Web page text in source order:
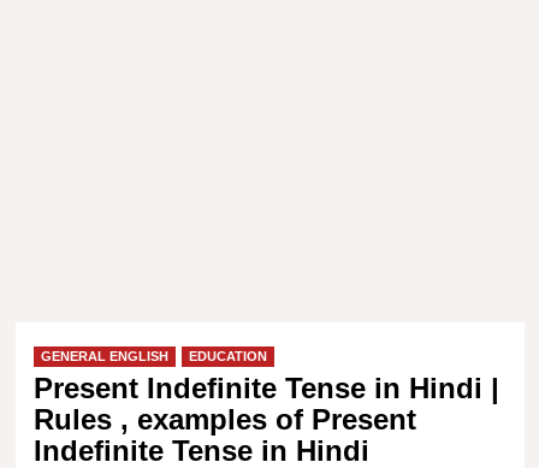
GENERAL ENGLISH EDUCATION
Present Indefinite Tense in Hindi |
Rules , examples of Present
Indefinite Tense in Hindi